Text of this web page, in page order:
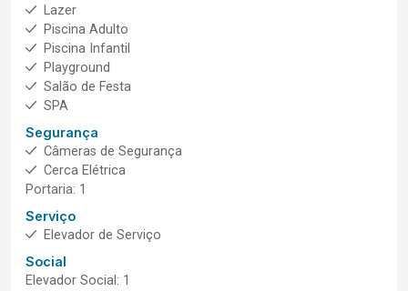
Lazer
Piscina Adulto
Piscina Infantil
Playground
Salão de Festa
SPA
Segurança
Câmeras de Segurança
Cerca Elétrica
Portaria: 1
Serviço
Elevador de Serviço
Social
Elevador Social: 1